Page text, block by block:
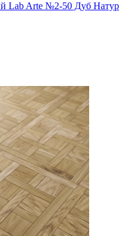
Lab Arte №2-50 Дуб Натур